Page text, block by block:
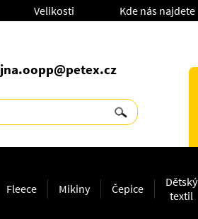
Velikosti Kde nás najdete
Fleece Mikiny Čepice
Dětský
textil